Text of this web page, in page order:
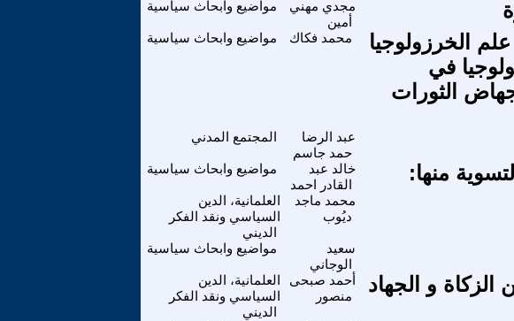
مواضيع وابحاث سياسية
مجدي مهني
أمين
مواضيع وابحاث سياسية محمد فكاك
الخرزولوجيا
في
الثورات
المجتمع المدني
عبد الرضا
حمد جاسم
مواضيع وابحاث سياسية
خالد عبد
القادر احمد
منها:
العلمانية، الدين
السياسي ونقد الفكر
الديني
محمد ماجد
ديُوب
مواضيع وابحاث سياسية
سعيد
الوجاني
العلمانية، الدين
السياسي ونقد الفكر
الديني
أحمد صبحى
منصور
فى موضوع الزكاة : ( 3 ) بين الزكاة و الجهاد